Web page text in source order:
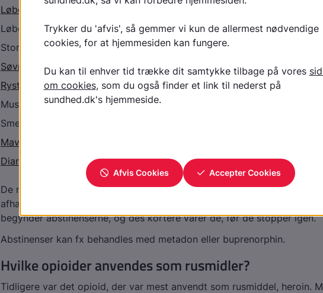
Løbende øjne
Løbende næse
Store pupiller
Søvnløshed
Rystelser
Muskelspasmer
Smerter i ben og arme
Mavesmerter
Diarré
De mest udtalte symptomer på abstinens ses som regel efter 1 til 2
afhænger af typen af opioid. Jo mere kortvarigt et opioid virker, des
begynder abstinenserne, og des kortere varer de, før de stopper igen.
Abstinenser kan fx behandles med metadon eller buprenorphin.
Hvilke opioider anvendes som rusmidler?
Tidligere var det opioid, der var mest anvendt som rusmiddel, heroin.